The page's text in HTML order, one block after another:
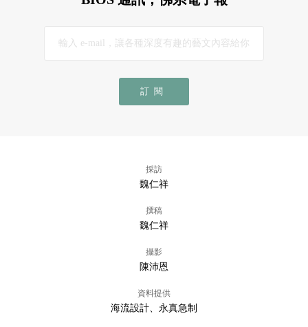
訂閱
採訪
魏仁祥
撰稿
魏仁祥
攝影
陳沛恩
資料提供
海流設計、永真急制